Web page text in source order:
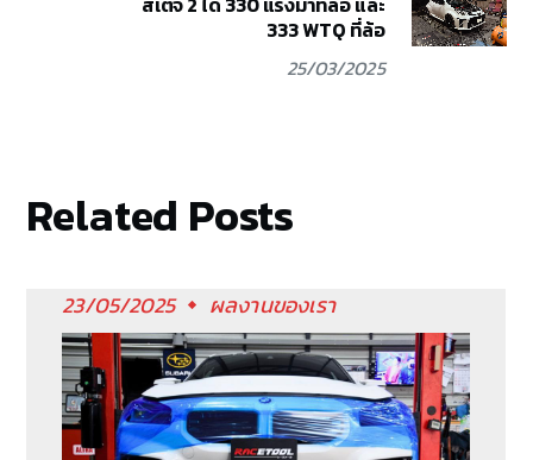
333 WTQ ที่ล้อ
25/03/2025
Related Posts
23/05/2025 ผลงานของเรา